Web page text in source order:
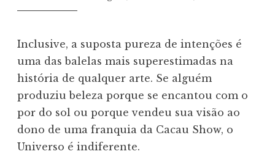
Inclusive, a suposta pureza de intenções é
uma das balelas mais superestimadas na
história de qualquer arte. Se alguém
produziu beleza porque se encantou com o
por do sol ou porque vendeu sua visão ao
dono de uma franquia da Cacau Show, o
Universo é indiferente.